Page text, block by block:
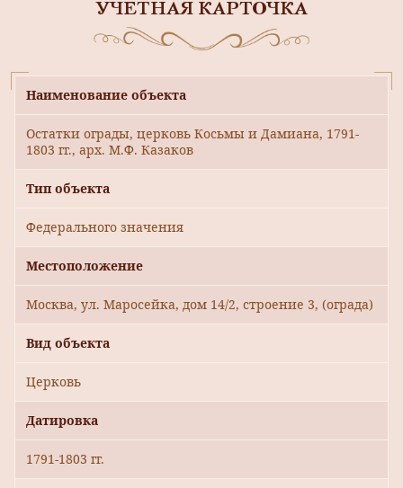
УЧЕТНАЯ КАРТОЧКА
Наименование объекта
Остатки ограды, церковь Косьмы и Дамиана, 1791-
1803 гг., арх. М.Ф. Казаков
Тип объекта
Федерального значения
Местоположение
Москва, ул. Маросейка, дом 14/2, строение 3, (ограда)
Вид объекта
Церковь
Датировка
1791-1803 гг.